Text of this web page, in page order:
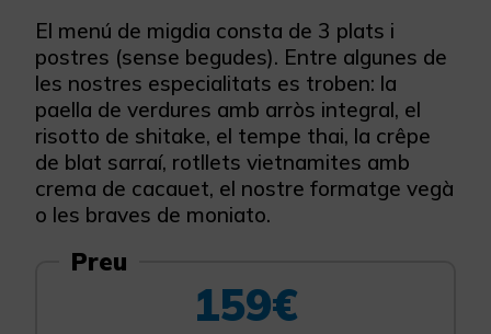
El menú de migdia consta de 3 plats i
postres (sense begudes). Entre algunes de
les nostres especialitats es troben: la
paella de verdures amb arròs integral, el
risotto de shitake, el tempe thai, la crêpe
de blat sarraí, rotllets vietnamites amb
crema de cacauet, el nostre formatge vegà
o les braves de moniato.
Preu
159€